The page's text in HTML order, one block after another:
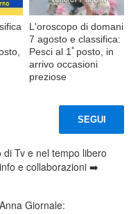
L'oroscopo di domani
7 agosto e classifica:
Pesci al 1ﾟposto, in
arrivo occasioni
preziose
SEGUI
Tv e nel tempo libero
e collaborazioni ➡️
Giornale: